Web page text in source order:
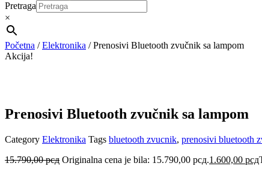
Pretraga
×
Početna /Elektronika / Prenosivi Bluetooth zvučnik sa lampom
Akcija!
Prenosivi Bluetooth zvučnik sa lampom
Category Elektronika Tags bluetooth zvucnik, prenosivi bluetooth
15.790,00рсд Originalna cena je bila: 15.790,00 рсд.1.600,00 рсд